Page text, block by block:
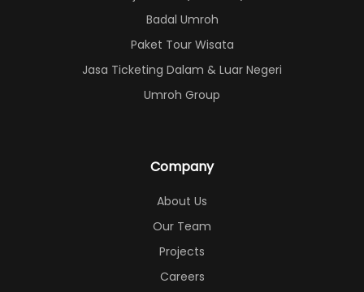
Badal Umroh
Paket Tour Wisata
Jasa Ticketing Dalam & Luar Negeri
Umroh Group
Company
About Us
Our Team
Projects
Careers